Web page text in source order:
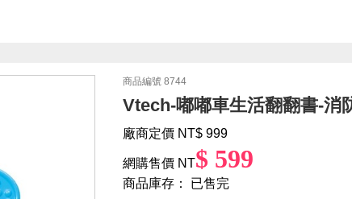
商品編號 8744
Vtech-嘟嘟車生活翻翻書-消
廠商定價 NT$ 999
網購售價 NT$ 599
商品庫存： 已售完